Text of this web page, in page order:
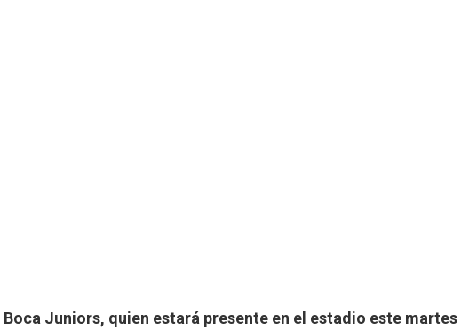
Boca Juniors, quien estará presente en el estadio este